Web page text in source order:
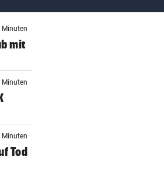
Minuten
mit
Minuten
Minuten
Tod